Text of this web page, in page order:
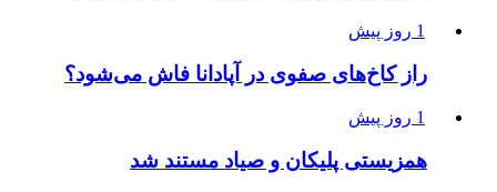
1 روز پیش
راز کاخ‌های صفوی در آپادانا فاش می‌شود؟
1 روز پیش
همزیستی پلیکان و صیاد مستند شد